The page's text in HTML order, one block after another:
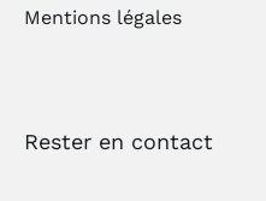
Mentions légales
Rester en contact